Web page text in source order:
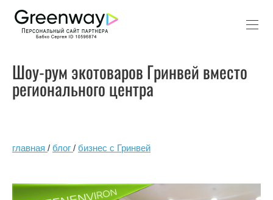
Шоу-рум экотоваров Гринвей вместо
регионального центра
главная / блог / бизнес с Гринвей